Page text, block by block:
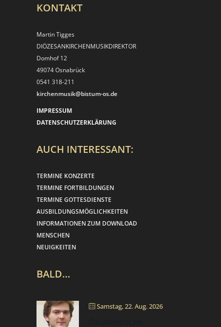
KONTAKT
Martin Tigges
DIÖZESANKIRCHEN­MUSIKDIREKTOR
Domhof 12
49074 Osnabrück
0541 318-211
kirchenmusik@bistum-os.de
IMPRESSUM
DATENSCHUTZERKLÄRUNG
AUCH INTERESSANT:
TERMINE KONZERTE
TERMINE FORTBILDUNGEN
TERMINE GOTTESDIENSTE
AUSBILDUNGSMÖGLICHKEITEN
INFORMATIONEN ZUM DOWNLOAD
MENSCHEN
NEUIGKEITEN
BALD…
Samstag, 22. Aug. 2026